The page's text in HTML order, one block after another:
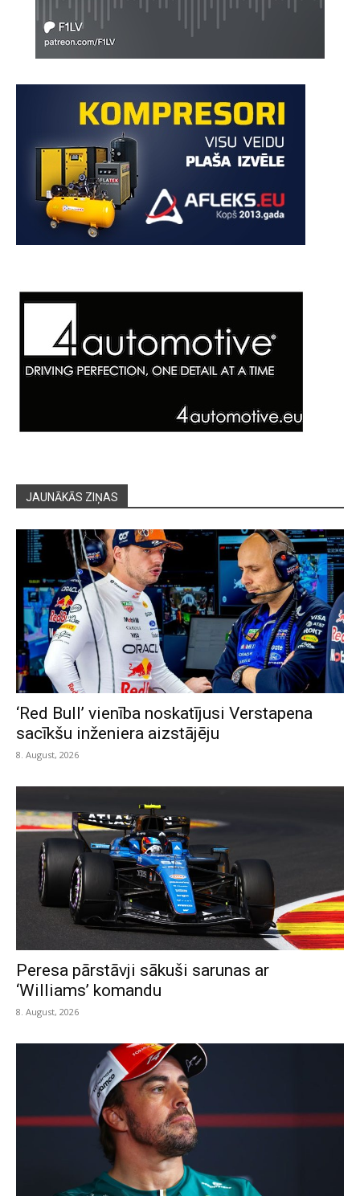
JAUNĀKĀS ZIŅAS
‘Red Bull’ vienība noskatījusi Verstapena
sacīkšu inženiera aizstājēju
8. August, 2026
Peresa pārstāvji sākuši sarunas ar
‘Williams’ komandu
8. August, 2026